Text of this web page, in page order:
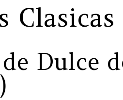
Clasicas
Dulce